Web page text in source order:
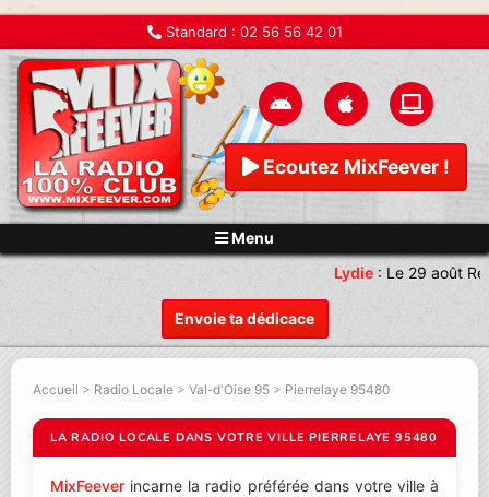
Standard : 02 56 56 42 01
Ecoutez MixFeever !
Menu
Envoie ta dédicace
Lydie:Le 29 août
Accueil > Radio Locale > Val-d'Oise 95 > Pierrelaye 95480
LA RADIO LOCALE DANS VOTRE VILLE PIERRELAYE 95480
MixFeever incarne la radio préférée dans votre ville à